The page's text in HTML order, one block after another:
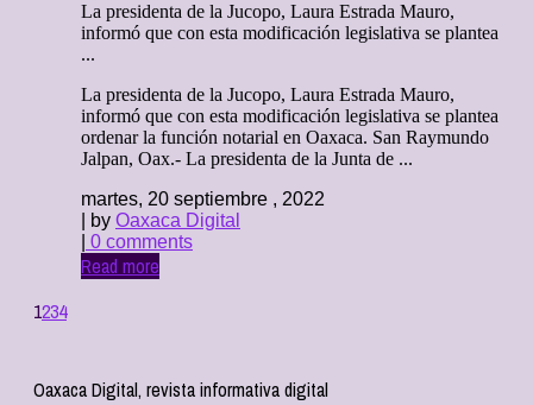
La presidenta de la Jucopo, Laura Estrada Mauro,
informó que con esta modificación legislativa se plantea
...
La presidenta de la Jucopo, Laura Estrada Mauro,
informó que con esta modificación legislativa se plantea
ordenar la función notarial en Oaxaca. San Raymundo
Jalpan, Oax.- La presidenta de la Junta de ...
martes, 20 septiembre , 2022
| by Oaxaca Digital
0 comments
Read more
1234
Oaxaca Digital, revista informativa digital